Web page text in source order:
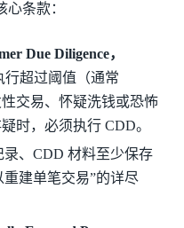
条款：
Due Diligence，
行超过阈值（通常
交易、怀疑洗钱或恐怖
时，必须执行 CDD。
录、CDD 材料至少保存
建单笔交易”的详尽